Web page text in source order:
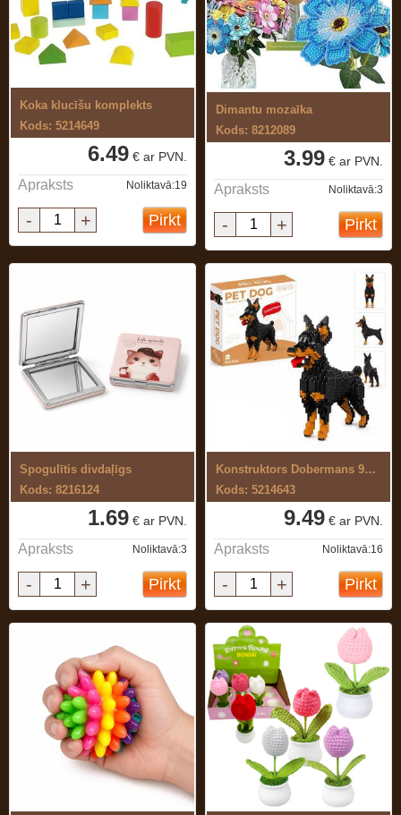
Koka klucīšu komplekts
Kods: 5214649
6.49 € ar PVN.
Apraksts Noliktavā:19
- + Pirkt
Dimantu mozaīka
Kods: 8212089
3.99 € ar PVN.
Apraksts Noliktavā:3
- + Pirkt
Spogulītis divdaļīgs
Kods: 8216124
1.69 € ar PVN.
Apraksts Noliktavā:3
- + Pirkt
Konstruktors Dobermans 950 el.
Kods: 5214643
9.49 € ar PVN.
Apraksts Noliktavā:16
- + Pirkt